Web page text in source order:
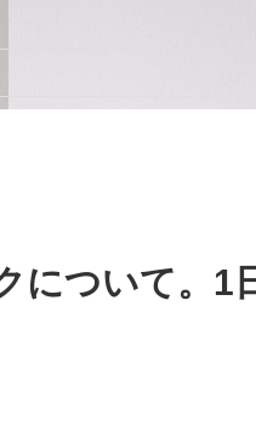
について。1